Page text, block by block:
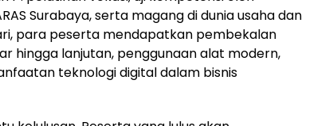
Surabaya, serta magang di dunia usaha dan
para peserta mendapatkan pembekalan
hingga lanjutan, penggunaan alat modern,
teknologi digital dalam bisnis